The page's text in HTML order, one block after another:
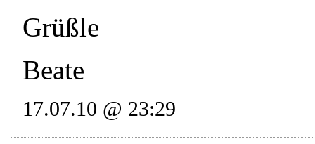
Grüßle
Beate
17.07.10 @ 23:29